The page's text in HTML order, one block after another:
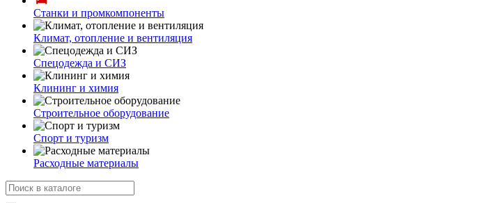
Станки и промкомпоненты
Климат, отопление и вентиляция
Спецодежда и СИЗ
Клининг и химия
Строительное оборудование
Спорт и туризм
Расходные материалы